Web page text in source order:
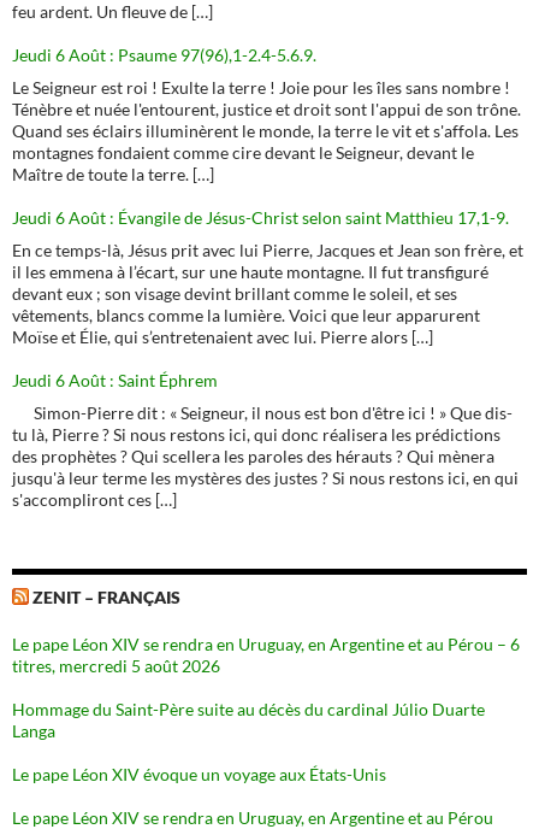
feu ardent. Un fleuve de […]
Jeudi 6 Août : Psaume 97(96),1-2.4-5.6.9.
Le Seigneur est roi ! Exulte la terre ! Joie pour les îles sans nombre !
Ténèbre et nuée l'entourent, justice et droit sont l'appui de son trône.
Quand ses éclairs illuminèrent le monde, la terre le vit et s'affola. Les
montagnes fondaient comme cire devant le Seigneur, devant le
Maître de toute la terre. […]
Jeudi 6 Août : Évangile de Jésus-Christ selon saint Matthieu 17,1-9.
En ce temps-là, Jésus prit avec lui Pierre, Jacques et Jean son frère, et
il les emmena à l’écart, sur une haute montagne. Il fut transfiguré
devant eux ; son visage devint brillant comme le soleil, et ses
vêtements, blancs comme la lumière. Voici que leur apparurent
Moïse et Élie, qui s’entretenaient avec lui. Pierre alors […]
Jeudi 6 Août : Saint Éphrem
Simon-Pierre dit : « Seigneur, il nous est bon d'être ici ! » Que dis-
tu là, Pierre ? Si nous restons ici, qui donc réalisera les prédictions
des prophètes ? Qui scellera les paroles des hérauts ? Qui mènera
jusqu'à leur terme les mystères des justes ? Si nous restons ici, en qui
s'accompliront ces […]
ZENIT – FRANÇAIS
Le pape Léon XIV se rendra en Uruguay, en Argentine et au Pérou – 6
titres, mercredi 5 août 2026
Hommage du Saint-Père suite au décès du cardinal Júlio Duarte
Langa
Le pape Léon XIV évoque un voyage aux États-Unis
Le pape Léon XIV se rendra en Uruguay, en Argentine et au Pérou